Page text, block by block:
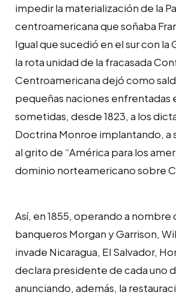
impedir la materialización de la
centroamericana que soñaba
Igual que sucedió en el sur con la
la rota unidad de la fracasada
Centroamericana dejó como
pequeñas naciones enfrentadas
sometidas, desde 1823, a los
Doctrina Monroe implantando, a
al grito de “América para los
dominio norteamericano sobre
Así, en 1855, operando a nombre
banqueros Morgan y Garrison,
invade Nicaragua, El Salvador,
declara presidente de cada uno
anunciando, además, la